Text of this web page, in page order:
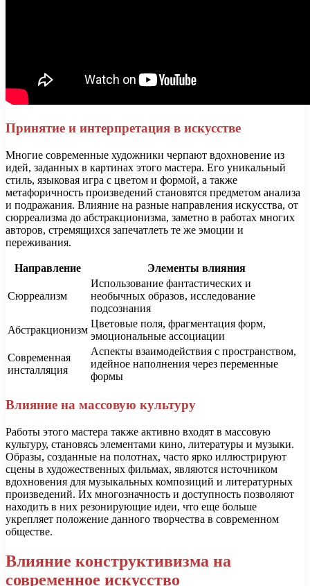
Принятие и интерпретация в искусстве
Многие современные художники черпают вдохновение из
идей, заданных в картинах этого мастера. Его уникальный
стиль, языковая игра с цветом и формой, а также
метафоричность произведений становятся предметом анализа
и подражания. Влияние на разные направления искусства, от
сюрреализма до абстракционизма, заметно в работах многих
авторов, стремящихся запечатлеть те же эмоции и
переживания.
Направление Элементы влияния
Сюрреализм
Использование фантастических и
необычных образов, исследование
подсознания
Абстракционизм
Цветовые поля, фрагментация форм,
эмоциональные ассоциации
Современная
инсталляция
Аспекты взаимодействия с пространством,
идейное наполнения через переменные
формы
Влияние на массовую культуру
Работы этого мастера также активно входят в массовую
культуру, становясь элементами кино, литературы и музыки.
Образы, созданные на полотнах, часто ярко иллюстрируют
сцены в художественных фильмах, являются источником
вдохновения для музыкальных композиций и литературных
произведений. Их многозначность и доступность позволяют
находить в них резонирующие идеи, что еще больше
укрепляет положение данного творчества в современном
обществе.
Влияние конструктивизма на
современное искусство